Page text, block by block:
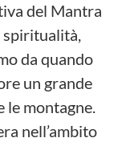
del Mantra
spiritualità,
da quando
un grande
le montagne.
nell’ambito